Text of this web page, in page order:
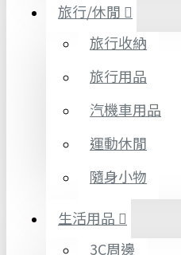
旅行/休閒
旅行收納
旅行用品
汽機車用品
運動休閒
隨身小物
生活用品
3C周邊